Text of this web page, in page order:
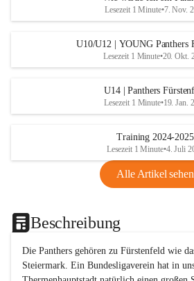
Lesezeit 1 Minute•7. Nov.
U10/U12 | YOUNG Panthers
Lesezeit 1 Minute•20. Okt.
U14 | Panthers
Lesezeit 1 Minute•19. Jan.
Training 2024-2025
Lesezeit 1 Minute•4. Juli
Alle Artikel sehen
Beschreibung
Die Panthers gehören zu Fürstenfeld wie
Steiermark. Ein Bundesligaverein hat in